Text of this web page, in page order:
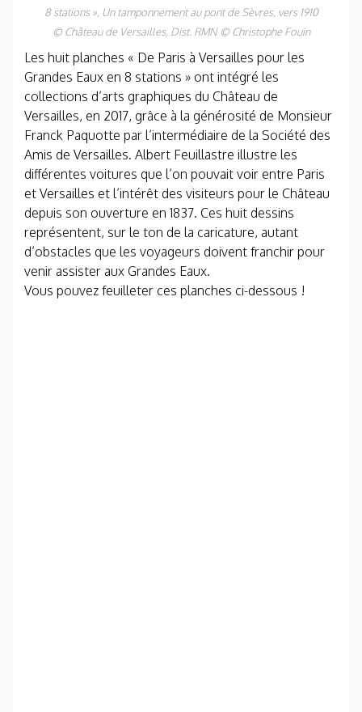
8 stations », Un tamponnement au pont de Sèvres, vers 1910
© Château de Versailles, Dist. RMN © Christophe Fouin
Les huit planches « De Paris à Versailles pour les
Grandes Eaux en 8 stations » ont intégré les
collections d’arts graphiques du Château de
Versailles, en 2017, grâce à la générosité de Monsieur
Franck Paquotte par l’intermédiaire de la Société des
Amis de Versailles. Albert Feuillastre illustre les
différentes voitures que l’on pouvait voir entre Paris
et Versailles et l’intérêt des visiteurs pour le Château
depuis son ouverture en 1837. Ces huit dessins
représentent, sur le ton de la caricature, autant
d’obstacles que les voyageurs doivent franchir pour
venir assister aux Grandes Eaux.
Vous pouvez feuilleter ces planches ci-dessous !